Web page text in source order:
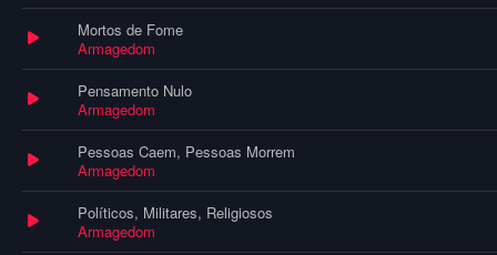
Mortos de Fome
Armagedom
Pensamento Nulo
Armagedom
Pessoas Caem, Pessoas Morrem
Armagedom
Políticos, Militares, Religiosos
Armagedom